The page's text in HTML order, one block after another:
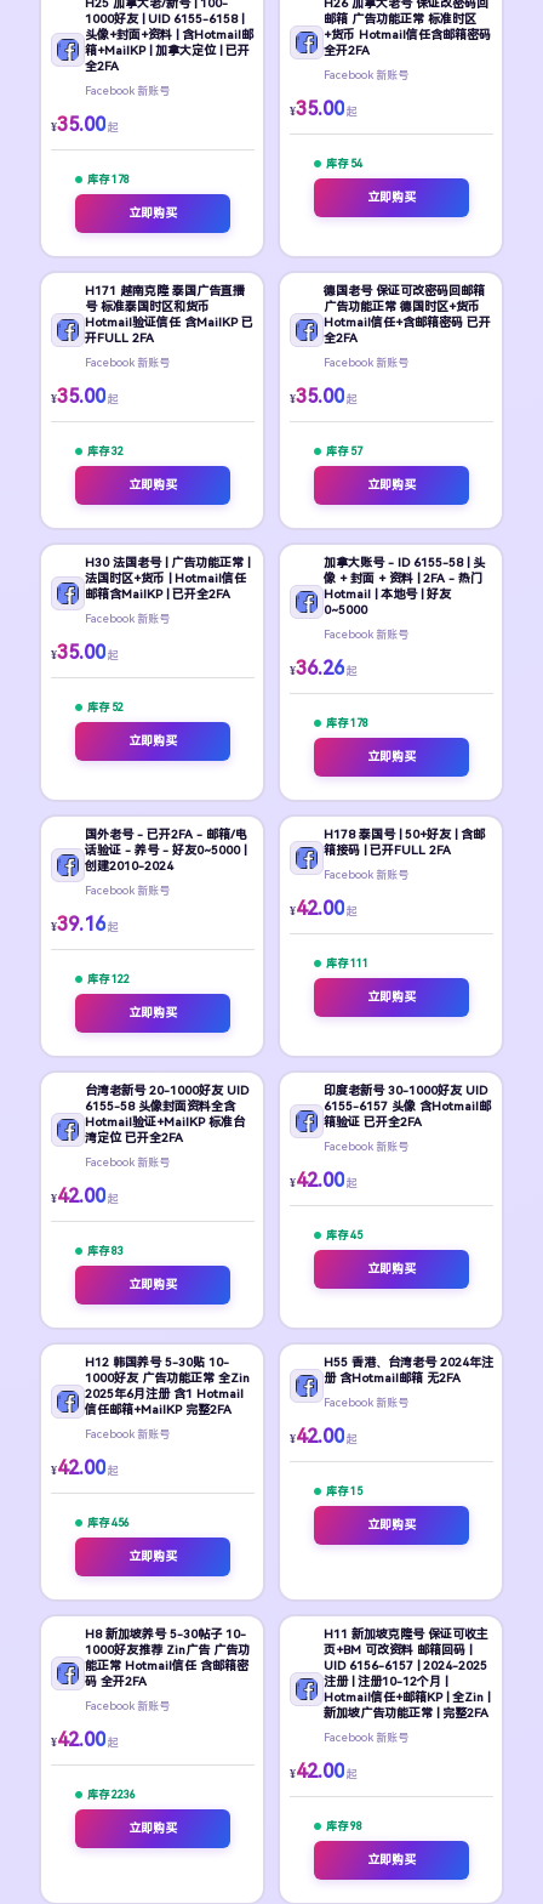
1000好友 | UID 6155-6158 |
头像+封面+资料 | 含Hotmail邮
箱+MailKP | 加拿大定位 | 已开
全2FA
Facebook 新账号
¥35.00 起
库存 178
立即购买
邮箱 广告功能正常 标准时区
+货币 Hotmail信任含邮箱密码
全开2FA
Facebook 新账号
¥35.00 起
库存 54
立即购买
H171 越南克隆 泰国广告直播
号 标准泰国时区和货币
Hotmail验证信任 含MailKP 已
开FULL 2FA
Facebook 新账号
¥35.00 起
库存 32
立即购买
德国老号 保证可改密码回邮箱
广告功能正常 德国时区+货币
Hotmail信任+含邮箱密码 已开
全2FA
Facebook 新账号
¥35.00 起
库存 57
立即购买
H30 法国老号 | 广告功能正常 |
法国时区+货币 | Hotmail信任
邮箱含MailKP | 已开全2FA
Facebook 新账号
¥35.00 起
库存 52
立即购买
加拿大账号 - ID 6155-58 | 头
像 + 封面 + 资料 | 2FA - 热门
Hotmail | 本地号 | 好友
0~5000
Facebook 新账号
¥36.26 起
库存 178
立即购买
国外老号 - 已开2FA - 邮箱/电
话验证 - 养号 - 好友0~5000 |
创建2010-2024
Facebook 新账号
¥39.16 起
库存 122
立即购买
H178 泰国号 | 50+好友 | 含邮
箱接码 | 已开FULL 2FA
Facebook 新账号
¥42.00 起
库存 111
立即购买
台湾老新号 20-1000好友 UID
6155-58 头像封面资料全含
Hotmail验证+MailKP 标准台
湾定位 已开全2FA
Facebook 新账号
¥42.00 起
库存 83
立即购买
印度老新号 30-1000好友 UID
6155-6157 头像 含Hotmail邮
箱验证 已开全2FA
Facebook 新账号
¥42.00 起
库存 45
立即购买
H12 韩国养号 5-30贴 10-
1000好友 广告功能正常 全Zin
2025年6月注册 含1 Hotmail
信任邮箱+MailKP 完整2FA
Facebook 新账号
¥42.00 起
库存 456
立即购买
H55 香港、台湾老号 2024年注
册 含Hotmail邮箱 无2FA
Facebook 新账号
¥42.00 起
库存 15
立即购买
H8 新加坡养号 5-30帖子 10-
1000好友推荐 Zin广告 广告功
能正常 Hotmail信任 含邮箱密
码 全开2FA
Facebook 新账号
¥42.00 起
库存 2236
立即购买
H11 新加坡克隆号 保证可收主
页+BM 可改资料 邮箱回码 |
UID 6156-6157 | 2024-2025
注册 | 注册10-12个月 |
Hotmail信任+邮箱KP | 全Zin |
新加坡广告功能正常 | 完整2FA
Facebook 新账号
¥42.00 起
库存 98
立即购买